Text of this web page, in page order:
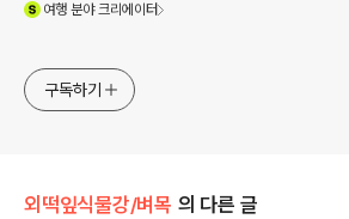
여행분야 크리에이터
구독하기
외떡잎식물강/벼목 의 다른 글